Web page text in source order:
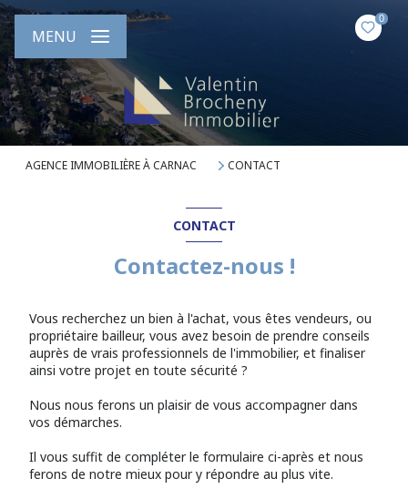
0
MENU
AGENCE IMMOBILIÈRE À CARNAC CONTACT
CONTACT
Contactez-nous !
Vous recherchez un bien à l'achat, vous êtes vendeurs, ou
propriétaire bailleur, vous avez besoin de prendre conseils
auprès de vrais professionnels de l'immobilier, et finaliser
ainsi votre projet en toute sécurité ?
Nous nous ferons un plaisir de vous accompagner dans
vos démarches.
Il vous suffit de compléter le formulaire ci-après et nous
ferons de notre mieux pour y répondre au plus vite.